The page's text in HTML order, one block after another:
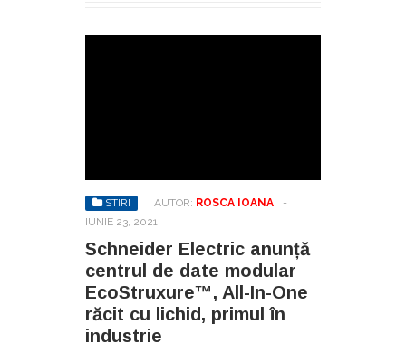
STIRI AUTOR: ROSCA IOANA
-
IUNIE 23, 2021
Schneider Electric anunță
centrul de date modular
EcoStruxure™, All-In-One
răcit cu lichid, primul în
industrie